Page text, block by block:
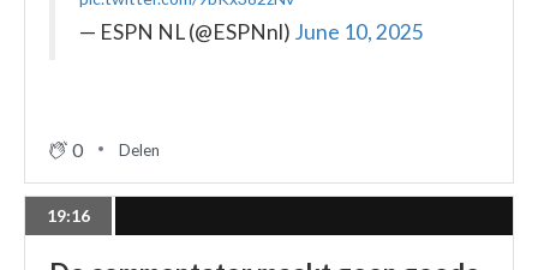
— ESPN NL (@ESPNnl) June 10, 2025
0 Delen
19:16